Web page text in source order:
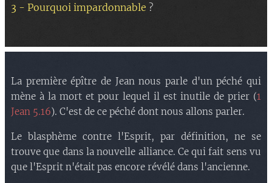
3 - Pourquoi impardonnable ?
La première épître de Jean nous parle d'un péché qui
mène à la mort et pour lequel il est inutile de prier (1
Jean 5.16). C'est de ce péché dont nous allons parler.
Le blasphème contre l'Esprit, par définition, ne se
trouve que dans la nouvelle alliance. Ce qui fait sens vu
que l'Esprit n'était pas encore révélé dans l'ancienne.